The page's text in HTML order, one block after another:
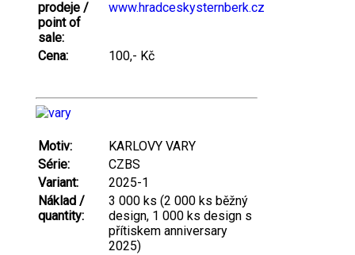
prodeje /
point of
sale:
www.hradceskysternberk.cz
Cena: 100,- Kč
Motiv:
KARLOVY VARY
Série:
CZBS
Variant:
2025-1
Náklad /
quantity:
3 000 ks (2 000 ks běžný
design, 1 000 ks design s
přítiskem anniversary
2025)